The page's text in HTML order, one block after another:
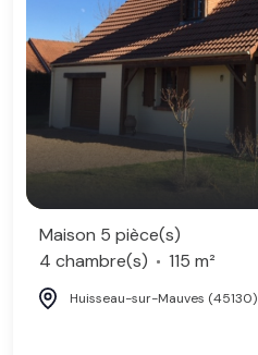
Maison 5 pièce(s)
4 chambre(s)
115 m²
Huisseau-sur-Mauves (45130)